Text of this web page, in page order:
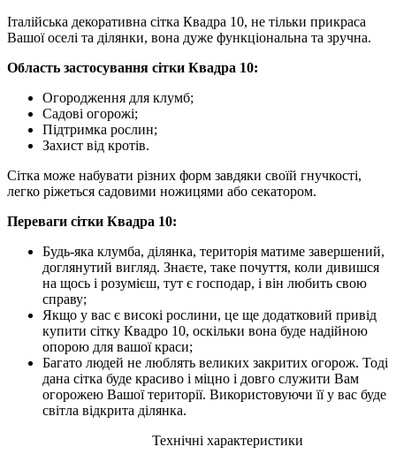
Італійська декоративна сітка Квадра 10, не тільки прикраса
Вашої оселі та ділянки, вона дуже функціональна та зручна.
Область застосування сітки Квадра 10:
Огородження для клумб;
Садові огорожі;
Підтримка рослин;
Захист від кротів.
Сітка може набувати різних форм завдяки своїй гнучкості,
легко ріжеться садовими ножицями або секатором.
Переваги сітки Квадра 10:
Будь-яка клумба, ділянка, територія матиме завершений,
доглянутий вигляд. Знаєте, таке почуття, коли дивишся
на щось і розумієш, тут є господар, і він любить свою
справу;
Якщо у вас є високі рослини, це ще додатковий привід
купити сітку Квадро 10, оскільки вона буде надійною
опорою для вашої краси;
Багато людей не люблять великих закритих огорож. Тоді
дана сітка буде красиво і міцно і довго служити Вам
огорожею Вашої території. Використовуючи її у вас буде
світла відкрита ділянка.
Технічні характеристики